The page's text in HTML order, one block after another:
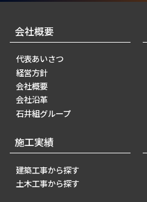
会社概要
代表あいさつ
経営方針
会社概要
会社沿革
石井組グループ
施工実績
建築工事から探す
土木工事から探す